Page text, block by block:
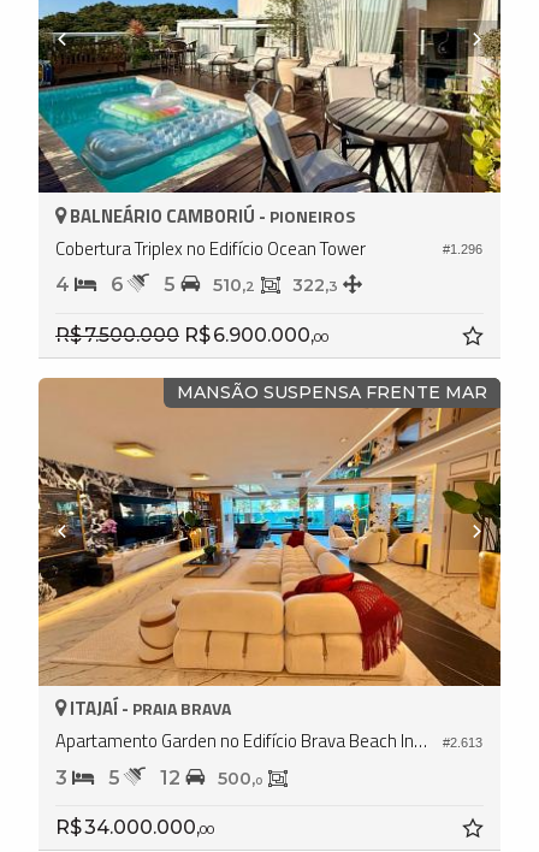
#1.296
BALNEÁRIO CAMBORIÚ - PIONEIROS
Cobertura Triplex no Edifício Ocean Tower
4 6 5 510,2 322,3
R$ 7.500.000 R$ 6.900.000,00
MANSÃO SUSPENSA FRENTE MAR
#2.613
ITAJAÍ - PRAIA BRAVA
Apartamento Garden no Edifício Brava Beach Internacional
3 5 12 500,0
R$ 34.000.000,00